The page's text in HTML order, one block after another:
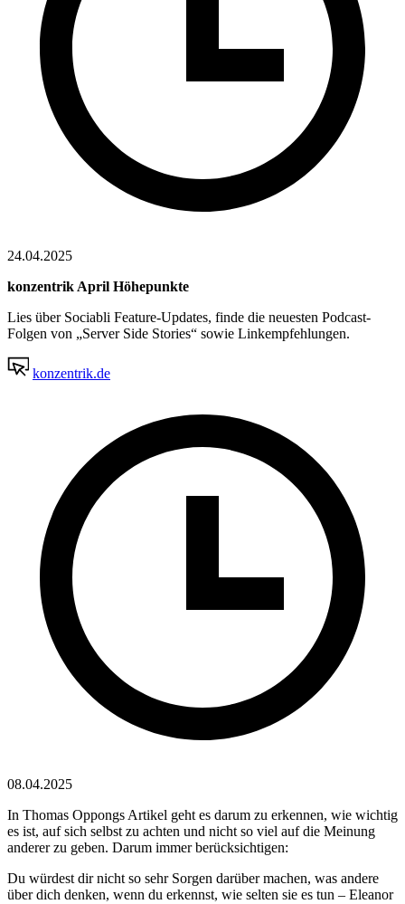
24.04.2025
konzentrik April Höhepunkte
Lies über Sociabli Feature-Updates, finde die neuesten Podcast-
Folgen von „Server Side Stories“ sowie Linkempfehlungen.
konzentrik.de
08.04.2025
In Thomas Oppongs Artikel geht es darum zu erkennen, wie wichtig
es ist, auf sich selbst zu achten und nicht so viel auf die Meinung
anderer zu geben. Darum immer berücksichtigen:
Du würdest dir nicht so sehr Sorgen darüber machen, was andere
über dich denken, wenn du erkennst, wie selten sie es tun – Eleanor